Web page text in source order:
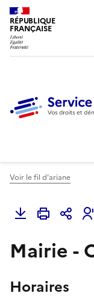
RÉPUBLIQUE
FRANÇAISE
Voir le fil d'ariane
Mairie -
Horaires